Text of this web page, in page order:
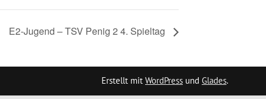
E2-Jugend – TSV Penig 2 4. Spieltag
Erstellt mit WordPress und Glades.